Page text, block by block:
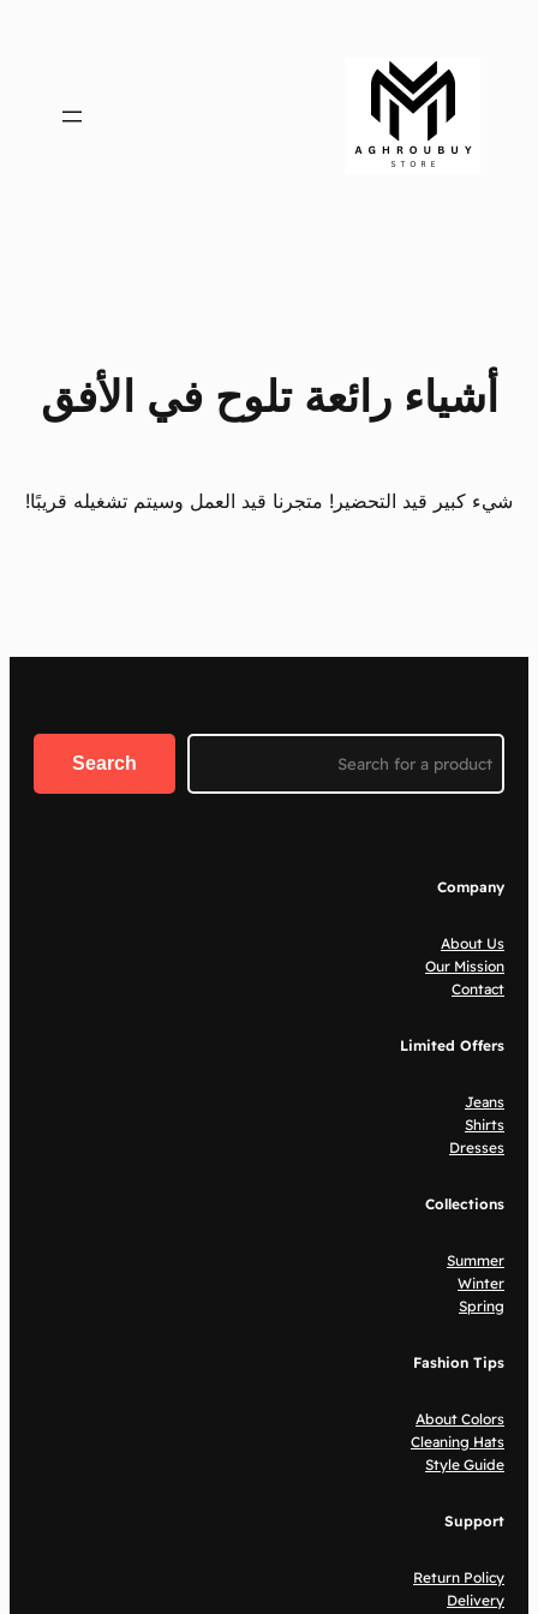
أشياء رائعة تلوح في الأفق
شيء كبير قيد التحضير! متجرنا قيد العمل وسيتم تشغيله قريبًا!
Search
Company
About Us
Our Mission
Contact
Limited Offers
Jeans
Shirts
Dresses
Collections
Summer
Winter
Spring
Fashion Tips
About Colors
Cleaning Hats
Style Guide
Support
Return Policy
Delivery